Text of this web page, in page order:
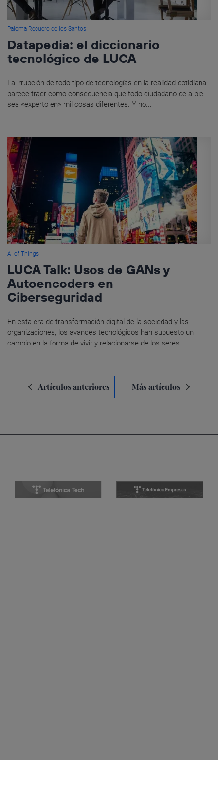
Paloma Recuero de los Santos
Datapedia: el diccionario
tecnológico de LUCA
La irrupción de todo tipo de tecnologías en la realidad cotidiana
parece traer como consecuencia que todo ciudadano de a pie
sea «experto en» mil cosas diferentes. Y no...
AI of Things
LUCA Talk: Usos de GANs y
Autoencoders en
Ciberseguridad
En esta era de transformación digital de la sociedad y las
organizaciones, los avances tecnológicos han supuesto un
cambio en la forma de vivir y relacionarse de los seres...
Navegación
entradas
Artículos anteriores Más artículos